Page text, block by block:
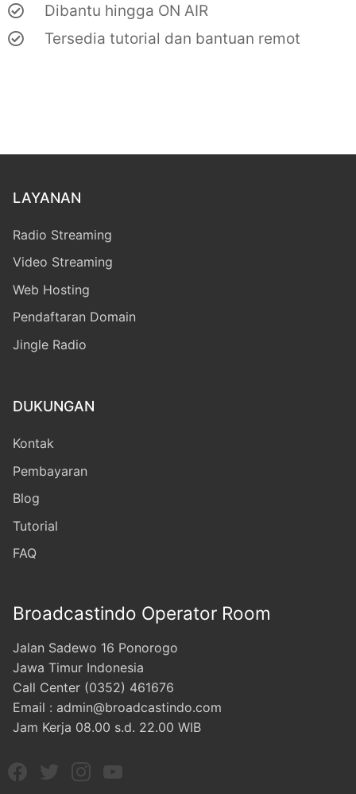
Dibantu hingga ON AIR
Tersedia tutorial dan bantuan remot
LAYANAN
Radio Streaming
Video Streaming
Web Hosting
Pendaftaran Domain
Jingle Radio
DUKUNGAN
Kontak
Pembayaran
Blog
Tutorial
FAQ
Broadcastindo Operator Room
Jalan Sadewo 16 Ponorogo
Jawa Timur Indonesia
Call Center (0352) 461676
Email : admin@broadcastindo.com
Jam Kerja 08.00 s.d. 22.00 WIB